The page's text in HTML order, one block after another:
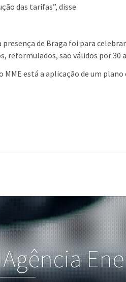
das tarifas”, disse.
de Braga foi para
reformulados, são válidos por 30
MME está a aplicação de um